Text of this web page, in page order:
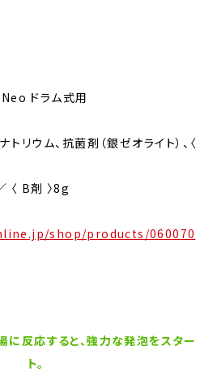
Neo ドラム式用
トリウム、抗菌剤（銀ゼオライト）、〈
〈 B剤 〉8g
shop/products/060070
反応すると、強力な発泡をスター
ト。